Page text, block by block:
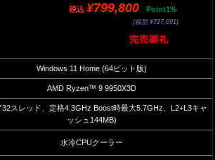
税込 ¥799,800 Point1%
(税別 ¥727,091)
Windows 11 Home (64ビット版)
AMD Ryzen™ 9 9950X3D
32スレッド、定格4.3GHz Boost時最大5.7GHz、L2+L3キャ
ッシュ144MB)
水冷CPUクーラー